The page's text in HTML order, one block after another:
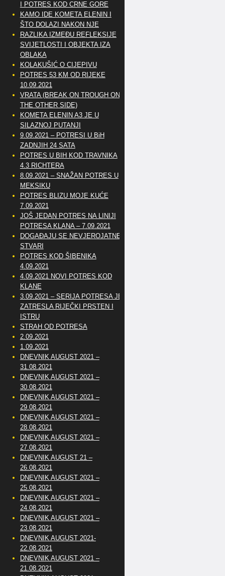
I POTRES KOD CRNE GORE
KAMO IDE KOMETA ELENIN I
ŠTO DOLAZI NAKON NJE
RAZLIKA IZMEĐU REFLEKSIJE
SVIJETLOSTI I OBJEKTA IZA
OBLAKA
KOLAKUŠIĆ O CIJEPIVU
POTRES 53 KM OD RIJEKE
10.09.2021
VRATA (BREAK ON TROUGH ON
THE OTHER SIDE)
KOMETA ELENIN A3 JE U
SILAZNOJ PUTANJI
9.09.2021 – POTRESI U BiH
ZADNJIH 24 SATA
POTRES U BIH KOD TRAVNIKA
4.3 RICHTERA
8.09.2021 – SNAŽAN POTRES U
MEKSIKU
POTRES BLIZU MOJE KUĆE
7.09.2021
JOŠ JEDAN POTRES NA LINIJI
POTRESA KLANA – 7.09.2021
DOGAĐAJU SE NEVJEROJATNE
STVARI
POTRES KOD ŠIBENIKA
4.09.2021
4.09.2021 NOVI POTRES KOD
KLANE
3.09.2021 – SERIJA POTRESA JE
ZATRESLA RIJEČKI PRSTEN I
ISTRU
STRAH OD POTRESA
2.09.2021
1.09.2021
DNEVNIK AUGUST 2021 –
31.08.2021
DNEVNIK AUGUST 2021 –
30.08.2021
DNEVNIK AUGUST 2021 –
29.08.2021
DNEVNIK AUGUST 2021 –
28.08.2021
DNEVNIK AUGUST 2021 –
27.08.2021
DNEVNIK AUGUST 21 –
26.08.2021
DNEVNIK AUGUST 2021 –
25.08.2021
DNEVNIK AUGUST 2021 –
24.08.2021
DNEVNIK AUGUST 2021 –
23.08.2021
DNEVNIK AUGUST 2021-
22.08.2021
DNEVNIK AUGUST 2021 –
21.08.2021